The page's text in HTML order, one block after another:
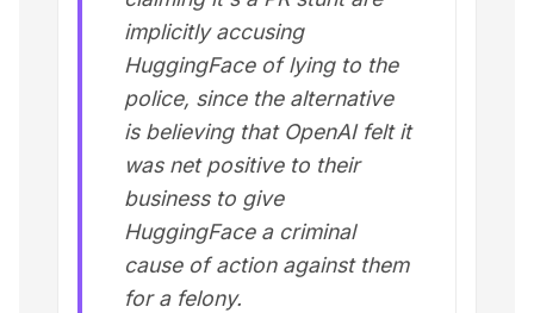
implicitly accusing
HuggingFace of lying to the
police, since the alternative
is believing that OpenAI felt it
was net positive to their
business to give
HuggingFace a criminal
cause of action against them
for a felony.